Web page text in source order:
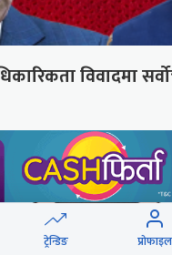
विवादमा
ट्रेन्डिङ प्रोफाइल